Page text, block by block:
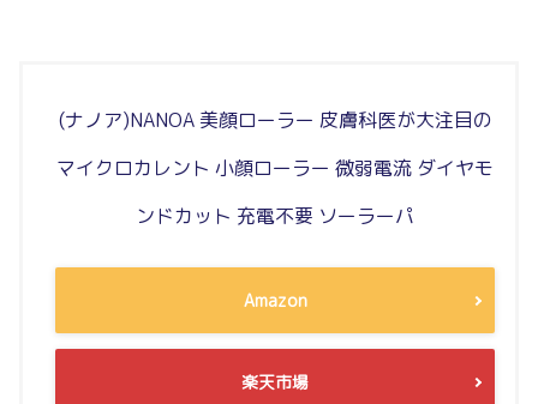
(ナノア)NANOA 美顔ローラー 皮膚科医が大注目の
マイクロカレント 小顔ローラー 微弱電流 ダイヤモ
ンドカット 充電不要 ソーラーパ
Amazon
楽天市場